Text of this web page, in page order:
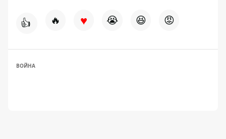
👍 🔥 ♥ 😭 😆 😡
ВОЙНА